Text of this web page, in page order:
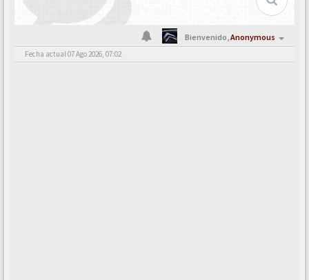
Bienvenido,Anonymous
Fecha actual 07 Ago 2026, 07:02